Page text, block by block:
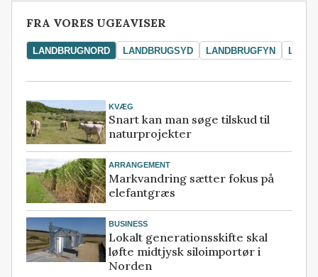
FRA VORES UGEAVISER
LANDBRUGNORD LANDBRUGSYD LANDBRUGFYN
KVÆG
Snart kan man søge tilskud til
naturprojekter
ARRANGEMENT
Markvandring sætter fokus på
elefantgræs
BUSINESS
Lokalt generationsskifte skal
løfte midtjysk siloimportør i
Norden